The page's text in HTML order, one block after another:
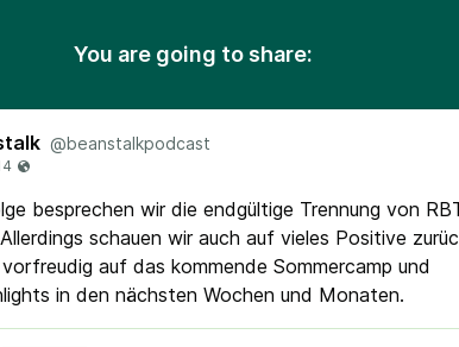
You are going to share:
@beanstalkpodcast
besprechen wir die endgültige Trennung von
schauen wir auch auf vieles Positive
auf das kommende Sommercamp und
in den nächsten Wochen und Monaten.